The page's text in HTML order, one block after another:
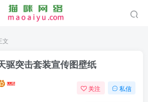
文
驱突击套装宣传图壁纸
关注 私信